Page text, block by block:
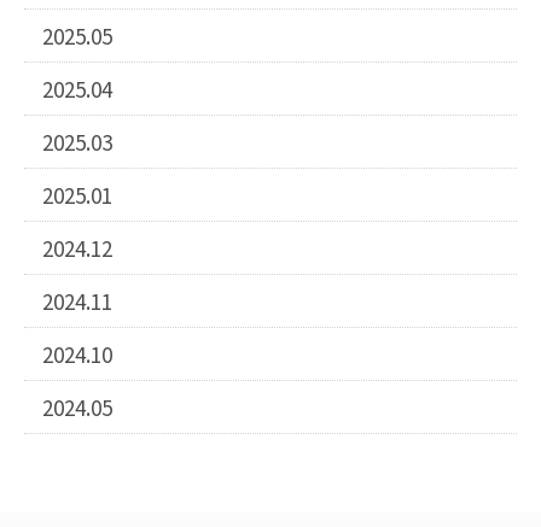
2025.05
2025.04
2025.03
2025.01
2024.12
2024.11
2024.10
2024.05